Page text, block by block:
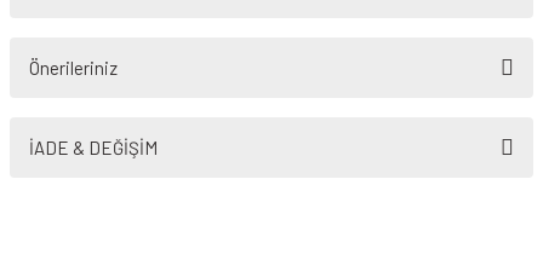
Önerileriniz
yetersiz gördüğünüz noktaları öneri formunu kullanarak tarafımıza
İADE & DEĞİŞİM